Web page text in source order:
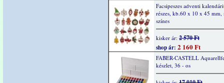
Facsipeszes adventi
részes, kb.60 x 10 x 45 mm,
színes
kisker ár: 2 570 Ft
shop ár: 2 160 Ft
FABER-CASTELL
készlet, 36 - os